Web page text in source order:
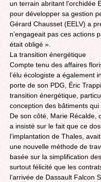
un terrain abritant l’orchidée
pour développer sa gestion
Gérard Chausset (EELV) a
n’engageait pas ces actions
était obligé ».
La transition énergétique
Compte tenu des affaires
l’élu écologiste a également
porte de son PDG, Éric
transition énergétique,
conception des bâtiments
De son côté, Marie Récalde,
a insisté sur le fait que ce
l’implantation de Thales,
une nouvelle méthode de
basée sur la simplification
surtout félicité que les
l’arrivée de Dassault Falcon